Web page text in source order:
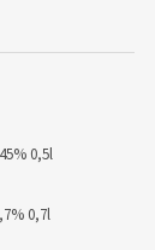
0,5l
0,7l